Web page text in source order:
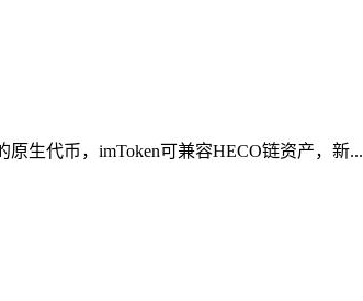
生代币，imToken可兼容HECO链资产，新...